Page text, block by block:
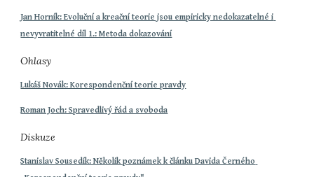
Jan Horník: Evoluční a kreační teorie jsou empiricky nedokazatelné i
nevyvratitelné díl 1.: Metoda dokazování
Ohlasy
Lukáš Novák: Korespondenční teorie pravdy
Roman Joch: Spravedlivý řád a svoboda
Diskuze
Stanislav Sousedík: Několik poznámek k článku Davida Černého